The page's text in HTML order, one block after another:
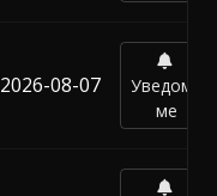
2026-08-07
Уведоми
ме